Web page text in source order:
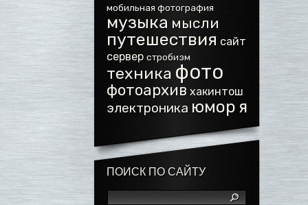
мобильная фотография
музыка мысли
путешествия сайт
сервер стробизм
техника фото
фотоархив хакинтош
электроника юмор я
ПОИСК ПО САЙТУ